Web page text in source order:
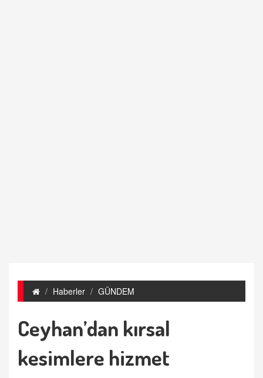
Haberler GÜNDEM
Ceyhan’dan kırsal
kesimlere hizmet